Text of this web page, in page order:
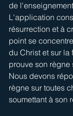
de
L'application
résurrection et à
point se
du Christ et sur
prouve son règne
Nous devons
règne sur toutes
soumettant à son